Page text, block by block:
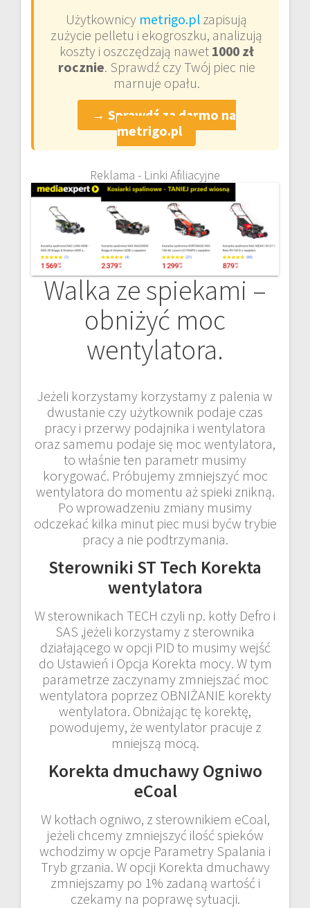
Użytkownicy metrigo.pl zapisują
zużycie pelletu i ekogroszku, analizują
koszty i oszczędzają nawet 1000 zł
rocznie. Sprawdź czy Twój piec nie
marnuje opału.
→ Sprawdź za darmo na
metrigo.pl
Reklama - Linki Afiliacyjne
Walka ze spiekami –
obniżyć moc
wentylatora.
Jeżeli korzystamy korzystamy z palenia w
dwustanie czy użytkownik podaje czas
pracy i przerwy podajnika i wentylatora
oraz samemu podaje się moc wentylatora,
to właśnie ten parametr musimy
korygować. Próbujemy zmniejszyć moc
wentylatora do momentu aż spieki znikną.
Po wprowadzeniu zmiany musimy
odczekać kilka minut piec musi byćw trybie
pracy a nie podtrzymania.
Sterowniki ST Tech Korekta
wentylatora
W sterownikach TECH czyli np. kotły Defro i
SAS ,jeżeli korzystamy z sterownika
działającego w opcji PID to musimy wejść
do Ustawień i Opcja Korekta mocy. W tym
parametrze zaczynamy zmniejszać moc
wentylatora poprzez OBNIŻANIE korekty
wentylatora. Obniżając tę korektę,
powodujemy, że wentylator pracuje z
mniejszą mocą.
Korekta dmuchawy Ogniwo
eCoal
W kotłach ogniwo, z sterownikiem eCoal,
jeżeli chcemy zmniejszyć ilość spieków
wchodzimy w opcje Parametry Spalania i
Tryb grzania. W opcji Korekta dmuchawy
zmniejszamy po 1% zadaną wartość i
czekamy na poprawę sytuacji.